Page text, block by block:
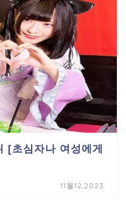
[초심자나 여성에게
11월12,2023